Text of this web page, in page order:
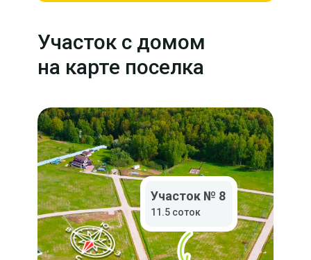
Участок с домом
на карте поселка
Участок № 8
11.5 соток